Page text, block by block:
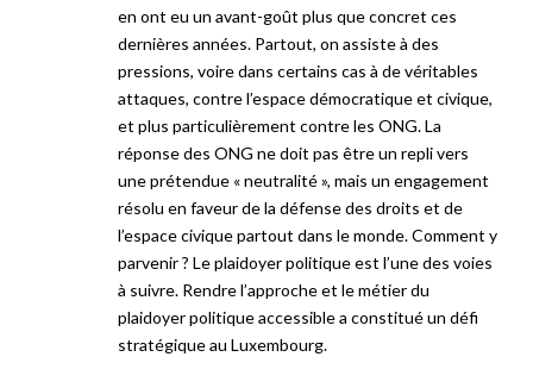
en ont eu un avant-goût plus que concret ces
dernières années. Partout, on assiste à des
pressions, voire dans certains cas à de véritables
attaques, contre l’espace démocratique et civique,
et plus particulièrement contre les ONG. La
réponse des ONG ne doit pas être un repli vers
une prétendue « neutralité », mais un engagement
résolu en faveur de la défense des droits et de
l’espace civique partout dans le monde. Comment y
parvenir ? Le plaidoyer politique est l’une des voies
à suivre. Rendre l’approche et le métier du
plaidoyer politique accessible a constitué un défi
stratégique au Luxembourg.